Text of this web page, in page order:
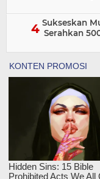
Sukseskan
Serahkan